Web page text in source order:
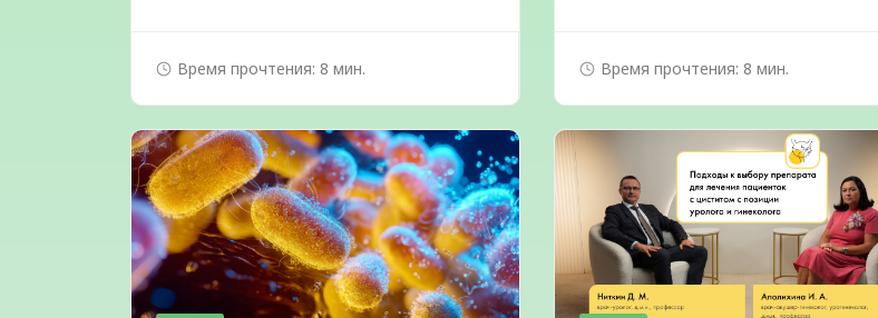
Время прочтения: 8 мин. Время прочтения: 8 мин.